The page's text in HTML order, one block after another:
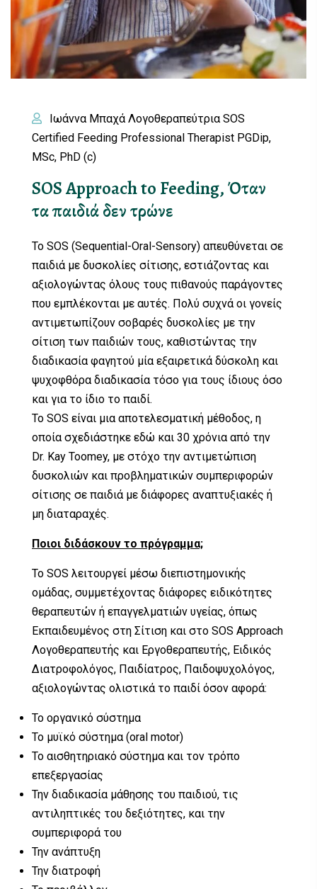
Ιωάννα Μπαχά Λογοθεραπεύτρια SOS
Certified Feeding Professional Therapist PGDip,
MSc, PhD (c)
SOS Approach to Feeding, Όταν
τα παιδιά δεν τρώνε
Το SOS (Sequential-Oral-Sensory) απευθύνεται σε
παιδιά με δυσκολίες σίτισης, εστιάζοντας και
αξιολογώντας όλους τους πιθανούς παράγοντες
που εμπλέκονται με αυτές. Πολύ συχνά οι γονείς
αντιμετωπίζουν σοβαρές δυσκολίες με την
σίτιση των παιδιών τους, καθιστώντας την
διαδικασία φαγητού μία εξαιρετικά δύσκολη και
ψυχοφθόρα διαδικασία τόσο για τους ίδιους όσο
και για το ίδιο το παιδί.
Το SOS είναι μια αποτελεσματική μέθοδος, η
οποία σχεδιάστηκε εδώ και 30 χρόνια από την
Dr. Kay Toomey, με στόχο την αντιμετώπιση
δυσκολιών και προβληματικών συμπεριφορών
σίτισης σε παιδιά με διάφορες αναπτυξιακές ή
μη διαταραχές.
Ποιοι διδάσκουν το πρόγραμμα;
Το SOS λειτουργεί μέσω διεπιστημονικής
ομάδας, συμμετέχοντας διάφορες ειδικότητες
θεραπευτών ή επαγγελματιών υγείας, όπως
Εκπαιδευμένος στη Σίτιση και στο SOS Approach
Λογοθεραπευτής και Εργοθεραπευτής, Ειδικός
Διατροφολόγος, Παιδίατρος, Παιδοψυχολόγος,
αξιολογώντας ολιστικά το παιδί όσον αφορά:
Το οργανικό σύστημα
Το μυϊκό σύστημα (oral motor)
Το αισθητηριακό σύστημα και τον τρόπο
επεξεργασίας
Την διαδικασία μάθησης του παιδιού, τις
αντιληπτικές του δεξιότητες, και την
συμπεριφορά του
Την ανάπτυξη
Την διατροφή